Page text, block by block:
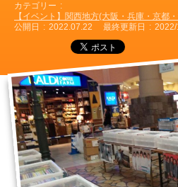
カテゴリー
【イベント】関西地方(大阪・兵庫・京都
公開日
2022.07.22 最終更新日